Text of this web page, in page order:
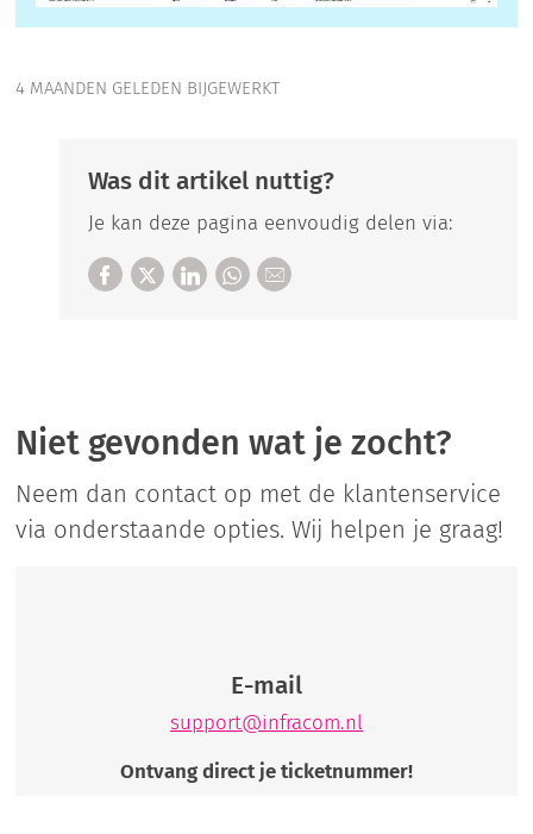
4 MAANDEN GELEDEN BIJGEWERKT
Was dit artikel nuttig?
Je kan deze pagina eenvoudig delen via:
Niet gevonden wat je zocht?
Neem dan contact op met de klantenservice
via onderstaande opties. Wij helpen je graag!
E-mail
support@infracom.nl
Ontvang direct je ticketnummer!